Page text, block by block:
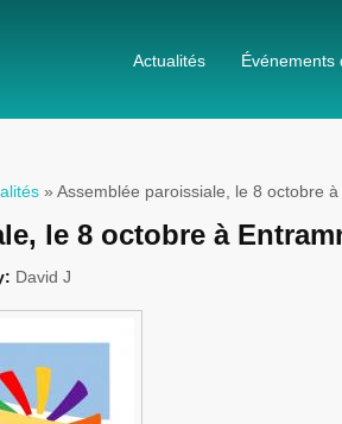
Actualités Événements
» Assemblée paroissiale, le 8 octobre
le 8 octobre à
David J